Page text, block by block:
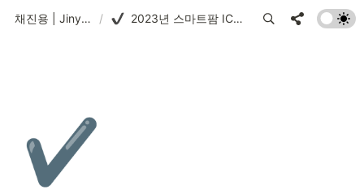
채진용 | Jinyeung Chae / 2023년 스마트팜 ICT기업 재직자 전문교육 프로젝트
✔️